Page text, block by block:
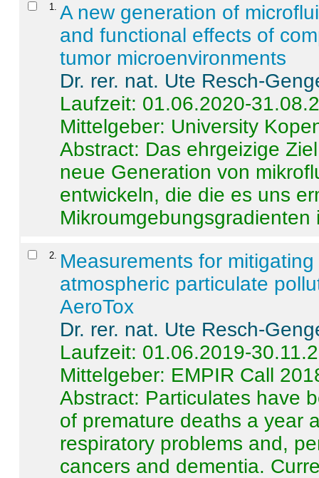
1
A new generation of
and functional effects of
tumor microenvironments
Dr. rer. nat. Ute Resch-
Laufzeit: 01.06.2020-
Mittelgeber: University
Abstract: Das ehrgeizige
neue Generation von
entwickeln, die die es uns
Mikroumgebungsgradienten
2
Measurements for
atmospheric particulate
AeroTox
Dr. rer. nat. Ute Resch-
Laufzeit: 01.06.2019-
Mittelgeber: EMPIR Call
Abstract: Particulates have
of premature deaths a year
respiratory problems and,
cancers and dementia.